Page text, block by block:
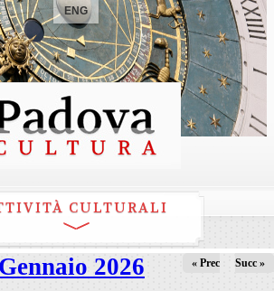
ENG
CULTURALI
Gennaio 2026 « Prec Succ »